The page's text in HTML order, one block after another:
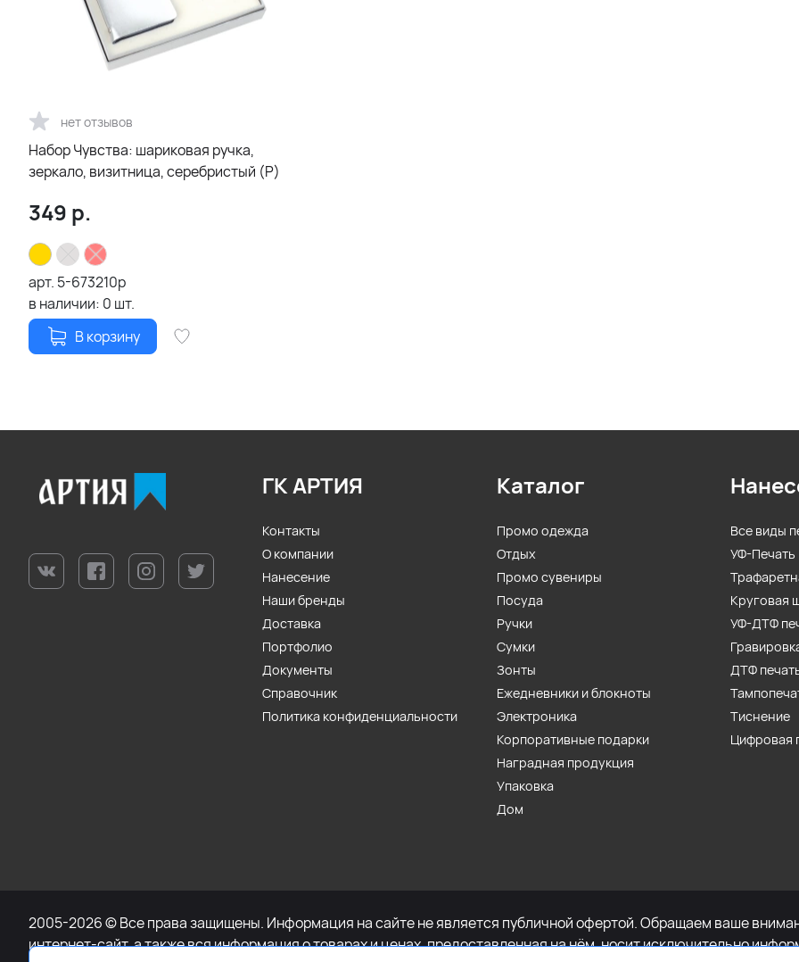
нет отзывов
Набор Чувства: шариковая ручка,
зеркало, визитница, серебристый (Р)
349 р.
арт. 5-673210p
в наличии: 0 шт.
В корзину
ГК АРТИЯ
Контакты
О компании
Нанесение
Наши бренды
Доставка
Портфолио
Документы
Справочник
Политика конфиденциальности
Каталог
Промо одежда
Отдых
Промо сувениры
Посуда
Ручки
Сумки
Зонты
Ежедневники и блокноты
Электроника
Корпоративные подарки
Наградная продукция
Упаковка
Дом
Все виды
УФ-Печать
Круговая
УФ-ДТФ
ДТФ
Тиснение
Цифровая
2005-2026 © Все права защищены. Информация на сайте не является публичной офертой. Обращаем ваше
интернет-сайт, а также вся информация о товарах и ценах, предоставленная на нём, носит исключительно